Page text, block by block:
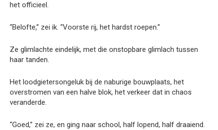
het officieel.
“Belofte,” zei ik. “Voorste rij, het hardst roepen.”
Ze glimlachte eindelijk, met die onstopbare glimlach tussen
haar tanden.
Het loodgietersongeluk bij de naburige bouwplaats, het
overstromen van een halve blok, het verkeer dat in chaos
veranderde.
“Goed,” zei ze, en ging naar school, half lopend, half draaiend.